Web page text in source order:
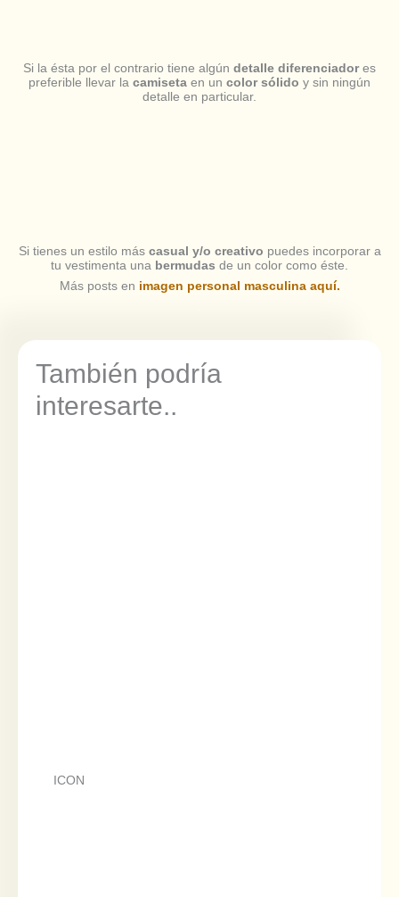
Si la ésta por el contrario tiene algún detalle diferenciadores
preferible llevar la camiseta en un color sólido y sin ningún
detalle en particular.
Si tienes un estilo más casual y/o creativo puedes incorporar a
tu vestimenta una bermudas de un color como éste.
Más posts en imagen personal masculinaaquí.
También podría
interesarte..
ICON